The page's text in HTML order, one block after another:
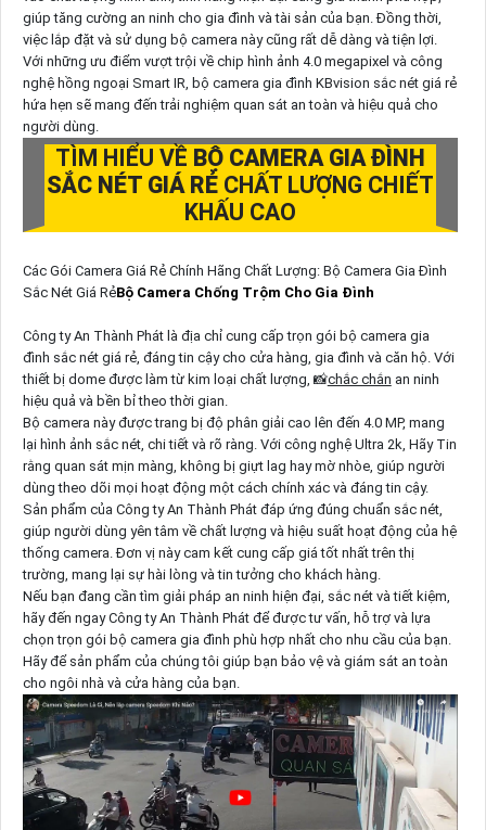
giúp tăng cường an ninh cho gia đình và tài sản của bạn. Đồng thời,
việc lắp đặt và sử dụng bộ camera này cũng rất dễ dàng và tiện lợi.
Với những ưu điểm vượt trội về chip hình ảnh 4.0 megapixel và công
nghệ hồng ngoại Smart IR, bộ camera gia đình KBvision sắc nét giá rẻ
hứa hẹn sẽ mang đến trải nghiệm quan sát an toàn và hiệu quả cho
người dùng.
TÌM HIỂU VỀ BỘ CAMERA GIA ĐÌNH
SẮC NÉT GIÁ RẺ CHẤT LƯỢNG CHIẾT
KHẤU CAO
Các Gói Camera Giá Rẻ Chính Hãng Chất Lượng: Bộ Camera Gia Đình
Sắc Nét Giá RẻBộ Camera Chống Trộm Cho Gia Đình
Công ty An Thành Phát là địa chỉ cung cấp trọn gói bộ camera gia
đình sắc nét giá rẻ, đáng tin cậy cho cửa hàng, gia đình và căn hộ. Với
thiết bị dome được làm từ kim loại chất lượng, 📸chắc chắn an ninh
hiệu quả và bền bỉ theo thời gian.
Bộ camera này được trang bị độ phân giải cao lên đến 4.0 MP, mang
lại hình ảnh sắc nét, chi tiết và rõ ràng. Với công nghệ Ultra 2k, Hãy Tin
rằng quan sát mịn màng, không bị giựt lag hay mờ nhòe, giúp người
dùng theo dõi mọi hoạt động một cách chính xác và đáng tin cậy.
Sản phẩm của Công ty An Thành Phát đáp ứng đúng chuẩn sắc nét,
giúp người dùng yên tâm về chất lượng và hiệu suất hoạt động của hệ
thống camera. Đơn vị này cam kết cung cấp giá tốt nhất trên thị
trường, mang lại sự hài lòng và tin tưởng cho khách hàng.
Nếu bạn đang cần tìm giải pháp an ninh hiện đại, sắc nét và tiết kiệm,
hãy đến ngay Công ty An Thành Phát để được tư vấn, hỗ trợ và lựa
chọn trọn gói bộ camera gia đình phù hợp nhất cho nhu cầu của bạn.
Hãy để sản phẩm của chúng tôi giúp bạn bảo vệ và giám sát an toàn
cho ngôi nhà và cửa hàng của bạn.